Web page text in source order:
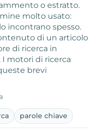
o estratto.
molto usato:
incontrano spesso.
di un articolo
di ricerca in
I motori di ricerca
brevi
parole chiave